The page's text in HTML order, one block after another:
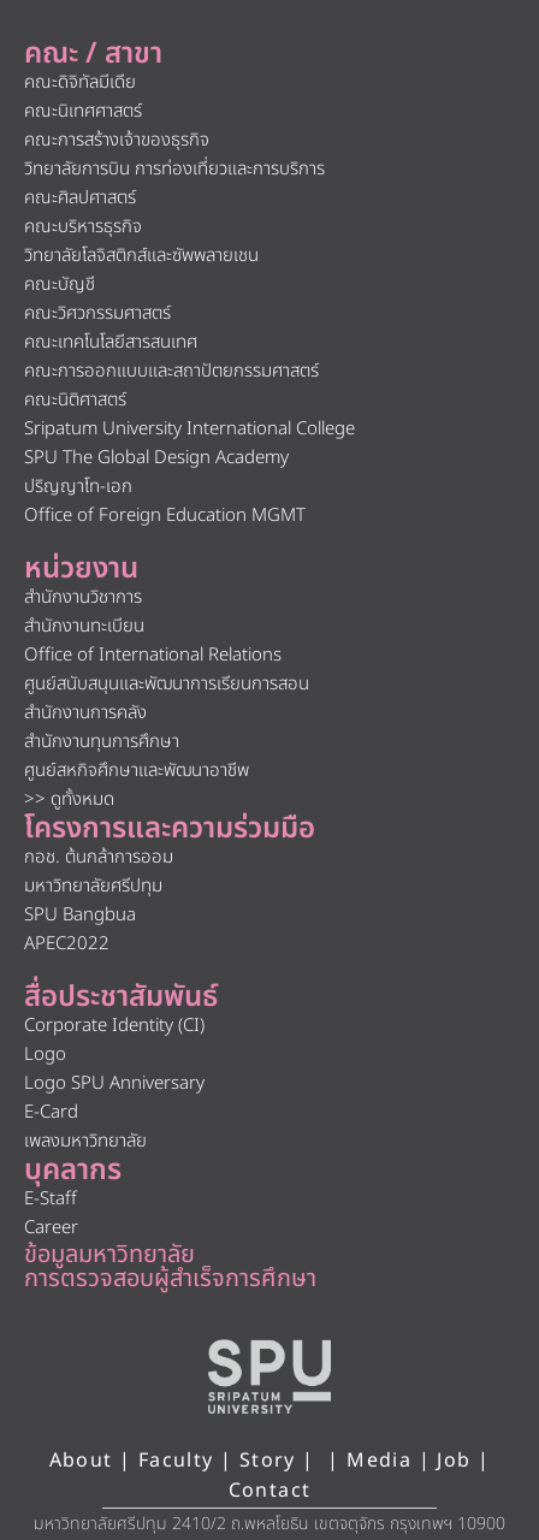
คณะ / สาขา
คณะดิจิทัลมีเดีย
คณะนิเทศศาสตร์
คณะการสร้างเจ้าของธุรกิจ
วิทยาลัยการบิน การท่องเที่ยวและการบริการ
คณะศิลปศาสตร์
คณะบริหารธุรกิจ
วิทยาลัยโลจิสติกส์และซัพพลายเชน
คณะบัญชี
คณะวิศวกรรมศาสตร์
คณะเทคโนโลยีสารสนเทศ
คณะการออกแบบและสถาปัตยกรรมศาสตร์
คณะนิติศาสตร์
Sripatum University International College
SPU The Global Design Academy
ปริญญาโท-เอก
Office of Foreign Education MGMT
หน่วยงาน
สำนักงานวิชาการ
สำนักงานทะเบียน
Office of International Relations
ศูนย์สนับสนุนและพัฒนาการเรียนการสอน
สำนักงานการคลัง
สำนักงานทุนการศึกษา
ศูนย์สหกิจศึกษาและพัฒนาอาชีพ
>> ดูทั้งหมด
โครงการและความร่วมมือ
กอช. ต้นกล้าการออม
มหาวิทยาลัยศรีปทุม
SPU Bangbua
APEC2022
สื่อประชาสัมพันธ์
Corporate Identity (CI)
Logo
Logo SPU Anniversary
E-Card
เพลงมหาวิทยาลัย
บุคลากร
E-Staff
Career
ข้อมูลมหาวิทยาลัย
การตรวจสอบผู้สำเร็จการศึกษา
About | Faculty | Story | | Media | Job |
Contact
มหาวิทยาลัยศรีปทุม 2410/2 ถ.พหลโยธิน เขตจตุจักร กรุงเทพฯ 10900